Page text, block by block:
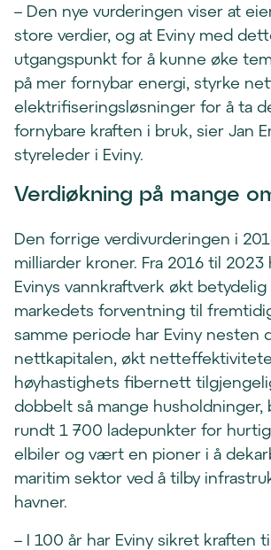
– Den nye vurderingen viser at
store verdier, og at Eviny med
utgangspunkt for å kunne øke
på mer fornybar energi, styrke
elektrifiseringsløsninger for å ta
fornybare kraften i bruk, sier Jan
styreleder i Eviny.
Verdiøkning på mange
Den forrige verdivurderingen i
milliarder kroner. Fra 2016 til 2023
Evinys vannkraftverk økt
markedets forventning til
samme periode har Eviny nesten
nettkapitalen, økt
høyhastighets fibernett
dobbelt så mange husholdninger,
rundt 1 700 ladepunkter for
elbiler og vært en pioner i å
maritim sektor ved å tilby
havner.
– I 100 år har Eviny sikret kraften